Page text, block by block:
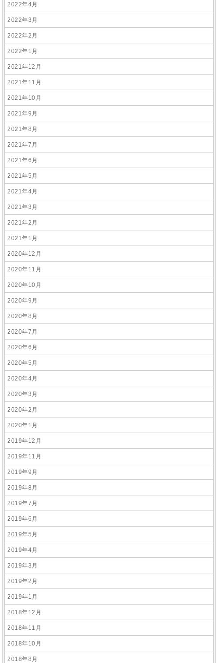
2022年4月
2022年3月
2022年2月
2022年1月
2021年12月
2021年11月
2021年10月
2021年9月
2021年8月
2021年7月
2021年6月
2021年5月
2021年4月
2021年3月
2021年2月
2021年1月
2020年12月
2020年11月
2020年10月
2020年9月
2020年8月
2020年7月
2020年6月
2020年5月
2020年4月
2020年3月
2020年2月
2020年1月
2019年12月
2019年11月
2019年9月
2019年8月
2019年7月
2019年6月
2019年5月
2019年4月
2019年3月
2019年2月
2019年1月
2018年12月
2018年11月
2018年10月
2018年8月